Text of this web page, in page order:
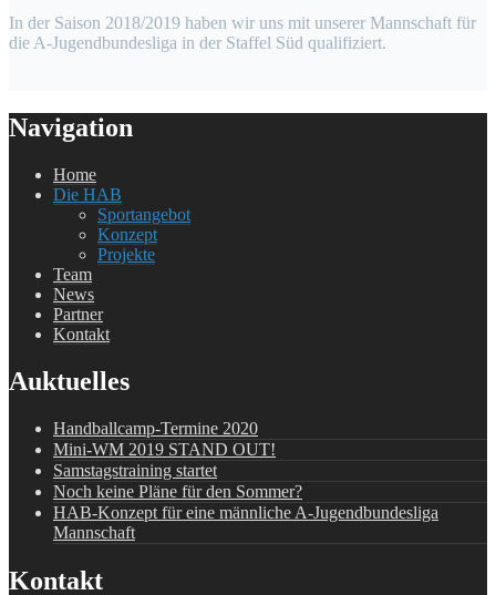
In der Saison 2018/2019 haben wir uns mit unserer Mannschaft für
die A-Jugendbundesliga in der Staffel Süd qualifiziert.
Navigation
Home
Die HAB
Sportangebot
Konzept
Projekte
Team
News
Partner
Kontakt
Auktuelles
Handballcamp-Termine 2020
Mini-WM 2019 STAND OUT!
Samstagstraining startet
Noch keine Pläne für den Sommer?
HAB-Konzept für eine männliche A-Jugendbundesliga
Mannschaft
Kontakt